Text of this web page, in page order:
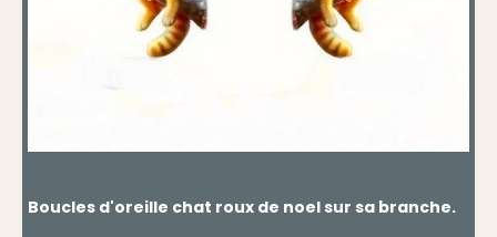
Boucles d'oreille chat roux de noel sur sa branche.